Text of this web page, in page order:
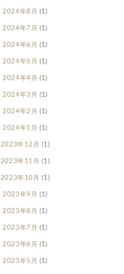
2024年8月 (1)
2024年7月 (1)
2024年6月 (1)
2024年5月 (1)
2024年4月 (1)
2024年3月 (1)
2024年2月 (1)
2024年1月 (1)
2023年12月 (1)
2023年11月 (1)
2023年10月 (1)
2023年9月 (1)
2023年8月 (1)
2023年7月 (1)
2023年6月 (1)
2023年5月 (1)